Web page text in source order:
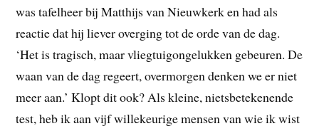
was tafelheer bij Matthijs van Nieuwkerk en had als
reactie dat hij liever overging tot de orde van de dag.
‘Het is tragisch, maar vliegtuigongelukken gebeuren. De
waan van de dag regeert, overmorgen denken we er niet
meer aan.’ Klopt dit ook? Als kleine, nietsbetekenende
test, heb ik aan vijf willekeurige mensen van wie ik wist